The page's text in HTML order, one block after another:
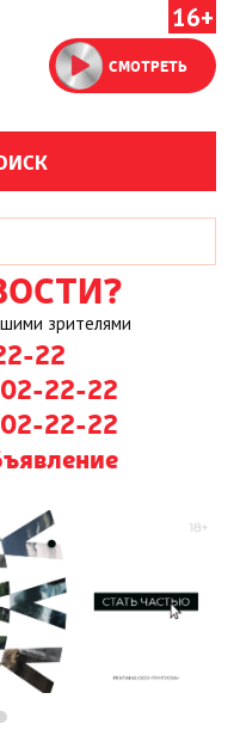
16+
СМОТРЕТЬ
зрителями
22
22-22
22-22